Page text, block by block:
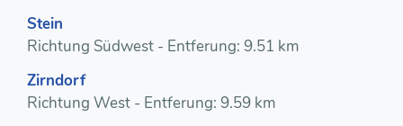
Stein
Richtung Südwest - Entferung: 9.51 km
Zirndorf
Richtung West - Entferung: 9.59 km